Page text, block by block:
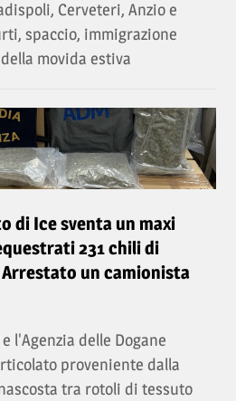
Cerveteri, Anzio e
spaccio, immigrazione
movida estiva
di Ice sventa un maxi
231 chili di
un camionista
l'Agenzia delle Dogane
proveniente dalla
tra rotoli di tessuto